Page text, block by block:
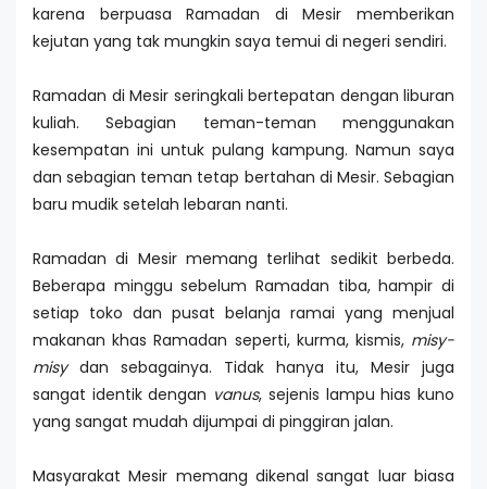
karena berpuasa Ramadan di Mesir memberikan
kejutan yang tak mungkin saya temui di negeri sendiri.
Ramadan di Mesir seringkali bertepatan dengan liburan
kuliah. Sebagian teman-teman menggunakan
kesempatan ini untuk pulang kampung. Namun saya
dan sebagian teman tetap bertahan di Mesir. Sebagian
baru mudik setelah lebaran nanti.
Ramadan di Mesir memang terlihat sedikit berbeda.
Beberapa minggu sebelum Ramadan tiba, hampir di
setiap toko dan pusat belanja ramai yang menjual
makanan khas Ramadan seperti, kurma, kismis, misy-
misy dan sebagainya. Tidak hanya itu, Mesir juga
sangat identik dengan vanus, sejenis lampu hias kuno
yang sangat mudah dijumpai di pinggiran jalan.
Masyarakat Mesir memang dikenal sangat luar biasa